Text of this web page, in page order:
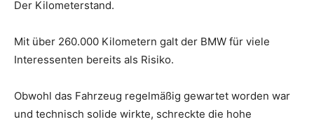
Der Kilometerstand.
Mit über 260.000 Kilometern galt der BMW für viele
Interessenten bereits als Risiko.
Obwohl das Fahrzeug regelmäßig gewartet worden war
und technisch solide wirkte, schreckte die hohe